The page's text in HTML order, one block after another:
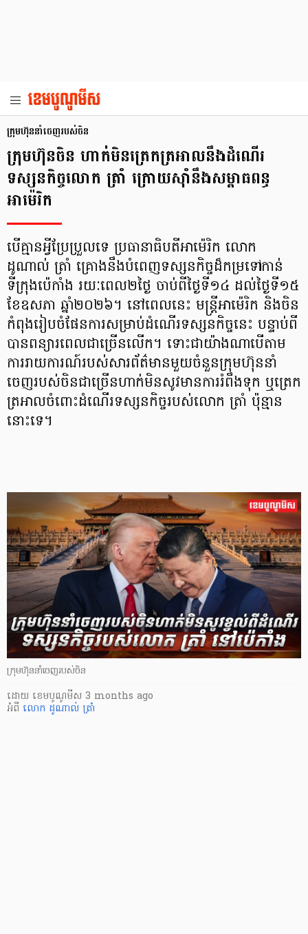
ក្រុមហ៊ុននាំចេញរបស់ចិន
ក្រុមហ៊ុនចិន ហាក់មិនត្រេកត្រអាលនឹងដំណើរ
ទស្សនកិច្ចលោក ត្រាំ ក្រោយស៊ាំនឹងសម្ពាធពន្ធ
អាម៉េរិក
បើគ្មានអ្វីប្រែប្រួលទេ ប្រធានាធិបតីអាម៉េរិក លោក
ដូណាល់ ត្រាំ គ្រោងនឹងបំពេញទស្សនកិច្ចដ៏កម្រទៅកាន់
ទីក្រុងប៉េកាំង រយៈពេល២ថ្ងៃ ចាប់ពីថ្ងៃទី១៤ ដល់ថ្ងៃទី១៥
ខែឧសភា ឆ្នាំ២០២៦។ នៅពេលនេះ មន្ត្រីអាម៉េរិក និងចិន
កំពុងរៀបចំផែនការសម្រាប់ដំណើរទស្សនកិច្ចនេះ បន្ទាប់ពី
បានពន្យារពេលជាច្រើនលើក។ ទោះជាយ៉ាងណាបើតាម
ការរាយការណ៍របស់សារព័ត៌មានមួយចំនួនក្រុមហ៊ុននាំ
ចេញរបស់ចិនជាច្រើនហាក់មិនសូវមានការរំពឹងទុក ឬត្រេក
ត្រអាលចំពោះដំណើរទស្សនកិច្ចរបស់លោក ត្រាំ ប៉ុន្មាន
នោះទេ។
ក្រុមហ៊ុននាំចេញរបស់ចិន
ដោយ ​ ខេមបូណូមីស 3 months ago
អំពី លោក ដូណាល់ ត្រាំ